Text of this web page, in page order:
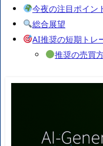
今夜の注目ポイン
総合展望
AI推奨の短期トレ
推奨の売買